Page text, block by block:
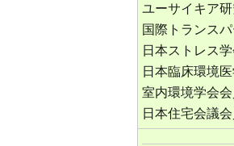
ユーサイキア
国際トランス
日本ストレス
日本臨床環境
室内環境学会会
日本住宅会議会